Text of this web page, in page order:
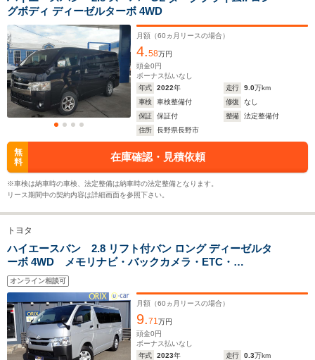
サイズ
WLTCモード
燃費
排気量
駆動方式
-m
全長
-m
ホイールベース
FR、4WD
4.7m～5.38m
ホイールベース
FR、4WD
グボディ ディーゼルターボ 4WD
月額（60 ヵ月リースの場合）
4.58万円
頭金0円
ボーナス払いなし
年式
2022年 走行 9.0万km
車検
車検整備付 修復
なし
保証
保証付 整備
法定整備付
住所
長野県長野市
無
料
在庫確認・見積依頼
※車検は納車時の車検、法定整備は納車時の法定整備となります。
リース期間中の契約内容は詳細画面を参照下さい。
トヨタ
ハイエースバン 2.8 リフト付バン ロング ディーゼルタ
ーボ 4WD メモリナビ・バックカメラ・ETC・
Bluetooth・衝突回避軽減・キーレス・トヨタ・ハイエー
スバン・リフト付き・6人
オンライン相談可
月額（60 ヵ月リースの場合）
9.71万円
頭金0円
ボーナス払いなし
年式
2023年 走行 0.3万km